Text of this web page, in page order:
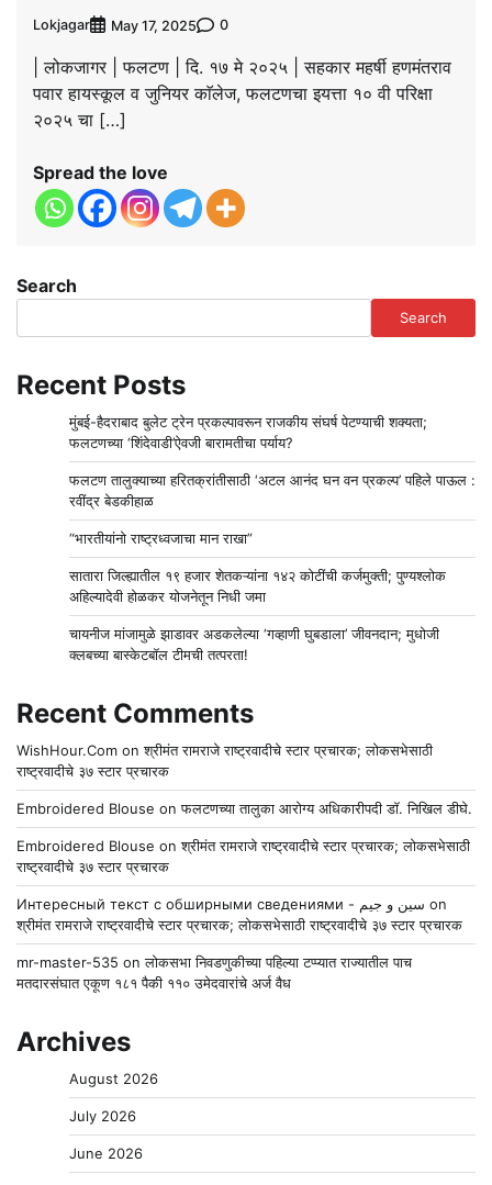
Lokjagar May 17, 2025 0
| लोकजागर | फलटण | दि. १७ मे २०२५ | सहकार महर्षी हणमंतराव
पवार हायस्कूल व जुनियर काॅलेज, फलटणचा इयत्ता १० वी परिक्षा
२०२५ चा […]
Spread the love
Search
Search
Recent Posts
मुंबई-हैदराबाद बुलेट ट्रेन प्रकल्पावरून राजकीय संघर्ष पेटण्याची शक्यता;
फलटणच्या ‘शिंदेवाडी’ऐवजी बारामतीचा पर्याय?
फलटण तालुक्याच्या हरितक्रांतीसाठी ‘अटल आनंद घन वन प्रकल्प’ पहिले पाऊल :
रवींद्र बेडकीहाळ
“भारतीयांनो राष्ट्रध्वजाचा मान राखा”
सातारा जिल्ह्यातील १९ हजार शेतकऱ्यांना १४२ कोटींची कर्जमुक्ती; पुण्यश्लोक
अहिल्यादेवी होळकर योजनेतून निधी जमा
चायनीज मांजामुळे झाडावर अडकलेल्या ‘गव्हाणी घुबडाला’ जीवनदान; मुधोजी
क्लबच्या बास्केटबॉल टीमची तत्परता!
Recent Comments
WishHour.Com onश्रीमंत रामराजे राष्ट्रवादीचे स्टार प्रचारक; लोकसभेसाठी
राष्ट्रवादीचे ३७ स्टार प्रचारक
Embroidered Blouse onफलटणच्या तालुका आरोग्य अधिकारीपदी डॉ. निखिल डीघे.
Embroidered Blouse onश्रीमंत रामराजे राष्ट्रवादीचे स्टार प्रचारक; लोकसभेसाठी
राष्ट्रवादीचे ३७ स्टार प्रचारक
Интересный текст с обширными сведениями - سين و جيم on
श्रीमंत रामराजे राष्ट्रवादीचे स्टार प्रचारक; लोकसभेसाठी राष्ट्रवादीचे ३७ स्टार प्रचारक
mr-master-535 onलोकसभा निवडणुकीच्या पहिल्या टप्प्यात राज्यातील पाच
मतदारसंघात एकूण १८१ पैकी ११० उमेदवारांचे अर्ज वैध
Archives
August 2026
July 2026
June 2026